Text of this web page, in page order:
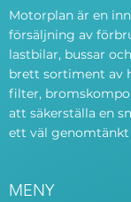
Motorplan är en
försäljning av
lastbilar, bussar
brett sortiment av
filter,
att säkerställa en
ett väl
MENY